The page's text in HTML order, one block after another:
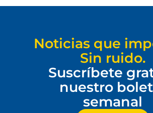
Noticias que
Sin ruido.
Suscríbete
nuestro
semanal